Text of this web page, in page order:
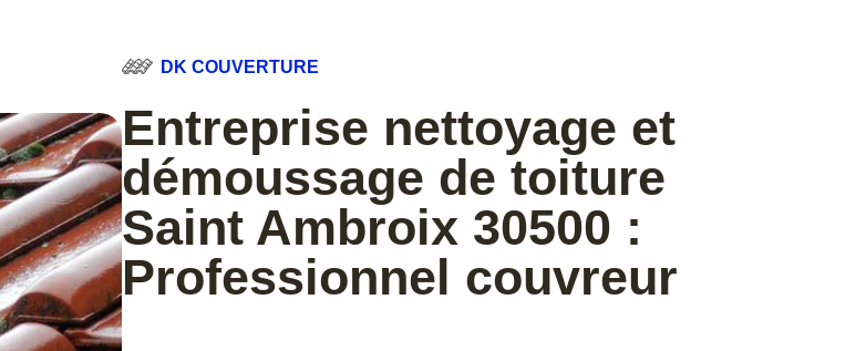
DK COUVERTURE
Entreprise nettoyage et
démoussage de toiture
Saint Ambroix 30500 :
Professionnel couvreur